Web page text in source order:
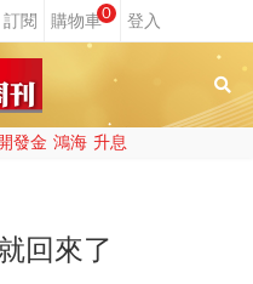
0
開發金 鴻海 升息
回來了